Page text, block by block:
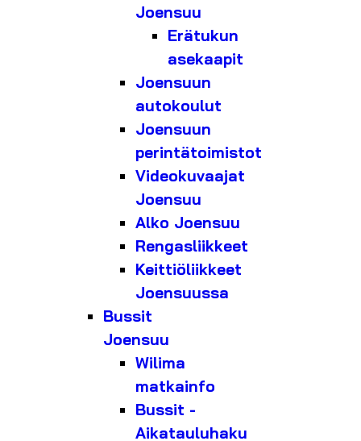
Joensuu
Erätukun
asekaapit
Joensuun
autokoulut
Joensuun
perintätoimistot
Videokuvaajat
Joensuu
Alko Joensuu
Rengasliikkeet
Keittiöliikkeet
Joensuussa
Bussit
Joensuu
Wilima
matkainfo
Bussit -
Aikatauluhaku